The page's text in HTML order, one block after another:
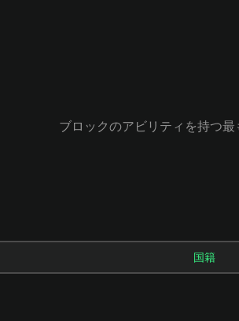
ブロックのアビリティを持つ最
国籍